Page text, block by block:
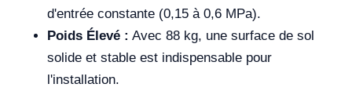
d'entrée constante (0,15 à 0,6 MPa).
Poids Élevé : Avec 88 kg, une surface de sol
solide et stable est indispensable pour
l'installation.